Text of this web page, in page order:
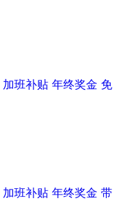
加班补贴 年终奖金 免
加班补贴 年终奖金 带